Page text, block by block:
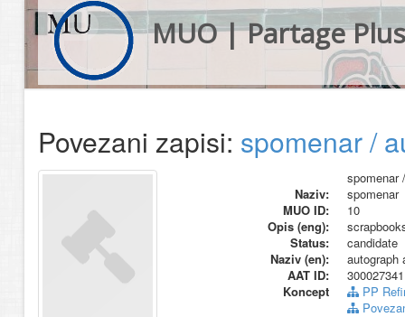
MUO | Partage Plus
Povezani zapisi: spomenar /
spomenar
Naziv:
spomenar
MUO ID:
10
Opis (eng):
Status:
candidate
Naziv (en):
autograph
AAT ID:
300027341
Koncept
PP